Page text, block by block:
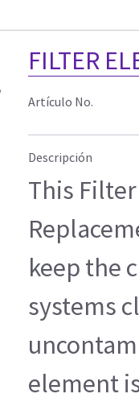
FILTER
Artículo No.
Descripción
This
keep the
systems
element